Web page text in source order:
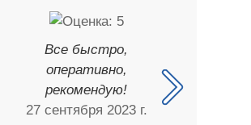
Все быстро,
оперативно,
рекомендую!
27 сентября 2023 г.